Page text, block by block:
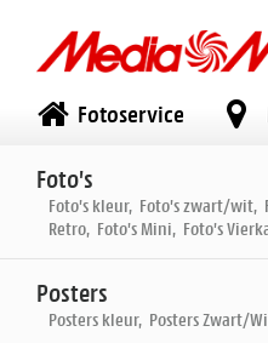
Fotoservice
Foto's
Foto's kleur, Foto's zwart/wit,
Retro, Foto's Mini, Foto's
Posters
Posters kleur, Posters Zwart/